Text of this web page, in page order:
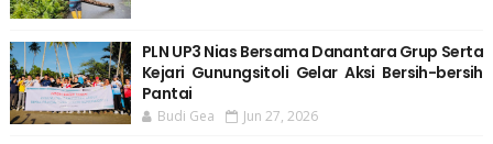
PLN UP3 Nias Bersama Danantara Grup Serta
Kejari Gunungsitoli Gelar Aksi Bersih-bersih
Pantai
Budi Gea Jun 27, 2026